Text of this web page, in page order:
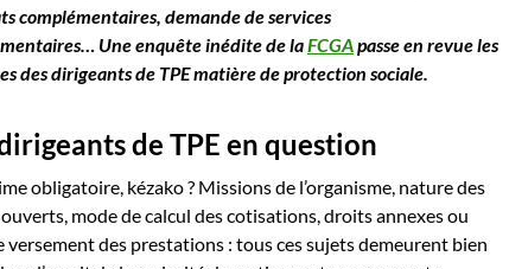
complémentaires, demande de services
Une enquête inédite de laFCGApasse en revue les
des dirigeants de TPE matière de protection sociale.
de TPE en question
obligatoire, kézako ? Missions de l’organisme, nature des
mode de calcul des cotisations, droits annexes ou
versement des prestations : tous ces sujets demeurent bien